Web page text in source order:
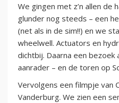
We gingen met z’n allen de
glunder nog steeds – een
(net als in de sim!!) en we
wheelwell. Actuators en
dichtbij. Daarna een bezoek
aanrader – en de toren op
Vervolgens een filmpje van
Vanderburg. We zien een